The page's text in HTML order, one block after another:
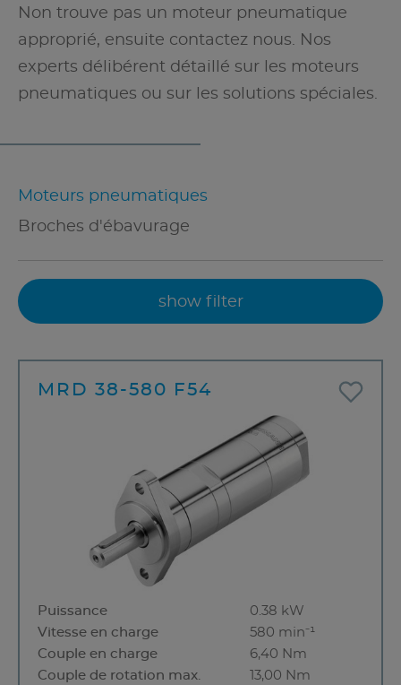
Non trouve pas un moteur pneumatique
approprié, ensuite contactez nous. Nos
experts délibérent détaillé sur les moteurs
pneumatiques ou sur les solutions spéciales.
Moteurs pneumatiques
Broches d'ébavurage
show filter
MRD 38-580 F54
Puissance
0.38 kW
Vitesse en charge
580 min⁻¹
Couple en charge
6,40 Nm
Couple de rotation max.
13,00 Nm